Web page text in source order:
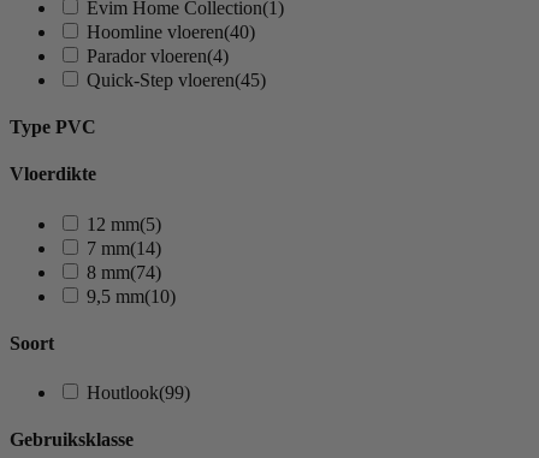
Evim Home Collection(1)
Hoomline vloeren(40)
Parador vloeren(4)
Quick-Step vloeren(45)
Type PVC
Vloerdikte
12 mm(5)
7 mm(14)
8 mm(74)
9,5 mm(10)
Soort
Houtlook(99)
Gebruiksklasse